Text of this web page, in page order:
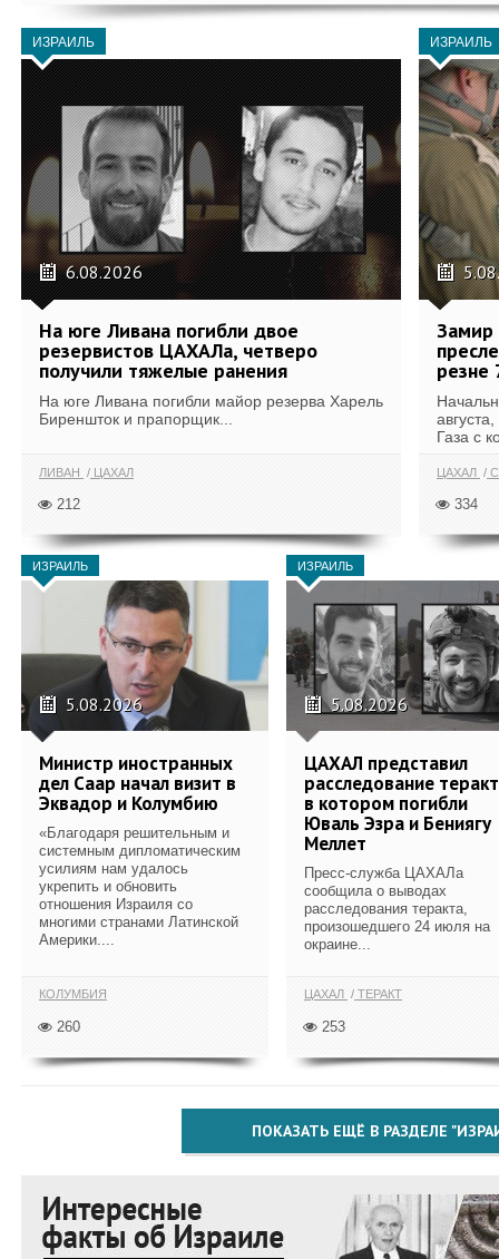
ИЗРАИЛЬ
6.08.2026
На юге Ливана погибли двое
резервистов ЦАХАЛа, четверо
получили тяжелые ранения
На юге Ливана погибли майор резерва Харель
Биреншток и прапорщик...
ЛИВАН ЦАХАЛ
212
ИЗРАИЛЬ
Замир
резне
Газа с
ЦАХАЛ
334
ИЗРАИЛЬ
5.08.2026
Министр иностранных
дел Саар начал визит в
Эквадор и Колумбию
«Благодаря решительным и
системным дипломатическим
усилиям нам удалось
укрепить и обновить
отношения Израиля со
многими странами Латинской
Америки....
КОЛУМБИЯ
260
ИЗРАИЛЬ
5.08.2026
ЦАХАЛ представил
расследование
в котором погибли
Юваль Эзра и Бениягу
Меллет
Пресс-служба ЦАХАЛа
сообщила о выводах
расследования теракта,
произошедшего 24 июля на
окраине...
ЦАХАЛ ТЕРАКТ
253
ПОКАЗАТЬ ЕЩЁ В РАЗДЕЛЕ